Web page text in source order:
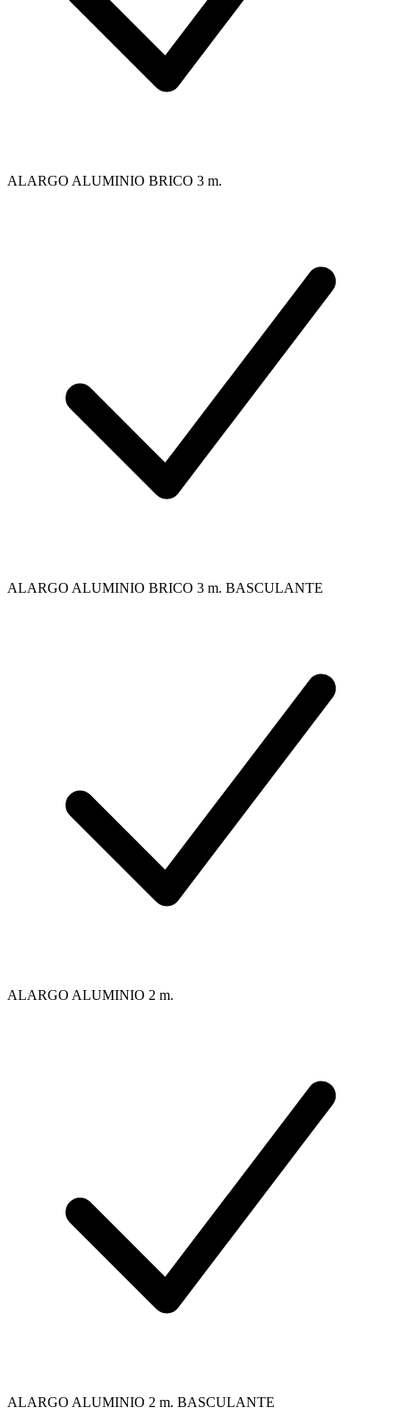
ALARGO ALUMINIO BRICO 3 m.
ALARGO ALUMINIO BRICO 3 m. BASCULANTE
ALARGO ALUMINIO 2 m.
ALARGO ALUMINIO 2 m. BASCULANTE